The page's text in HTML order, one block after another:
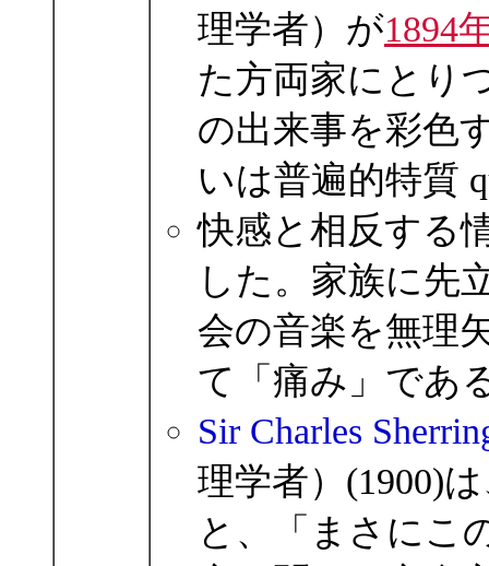
理学者）が1894
た方両家にとり
の出来事を彩色
いは普遍的特質
快感と相反する
した。家族に先
会の音楽を無理
て「痛み」であ
Sir Charles
理学者）(1900)
と、「まさにこ